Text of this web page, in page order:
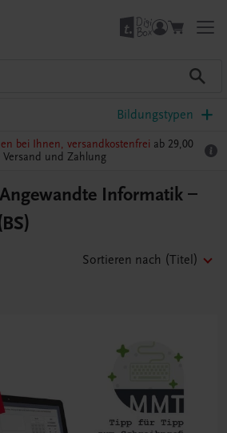
Bildungstypen
bei Ihnen, versandkostenfrei ab 29,00
Versand und Zahlung
Informatik –
Sortieren nach (Titel)